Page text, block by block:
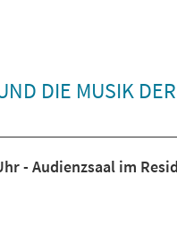
DIE MUSIK
- Audienzsaal im